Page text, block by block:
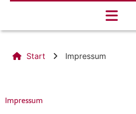
Start Impressum
Impressum